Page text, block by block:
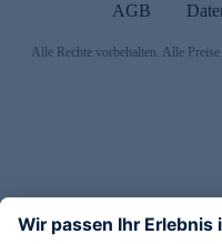
AGB
Alle Rechte vorbehalten. Alle